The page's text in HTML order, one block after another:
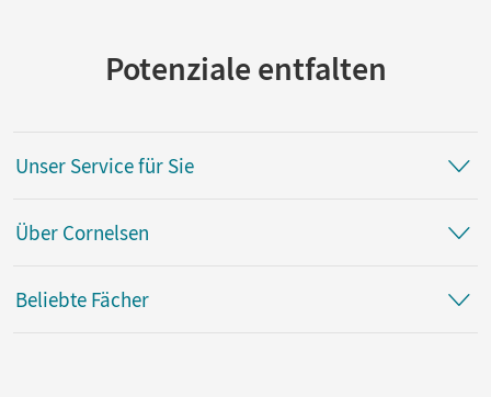
Potenziale entfalten
Unser Service für Sie
Über Cornelsen
Beliebte Fächer